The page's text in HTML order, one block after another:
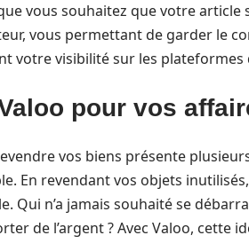
vous souhaitez que votre
vous permettant de garder le
votre visibilité sur les plateformes
pour vos
vos biens présente
En revendant vos objets
Qui n’a jamais souhaité se
de l’argent ? Avec Valoo, cette